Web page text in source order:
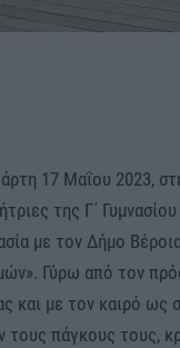
17 Μαΐου 2023,
της Γ΄
με τον Δήμο
Γύρω από τον
και με τον καιρό ως
τους πάγκους τους,